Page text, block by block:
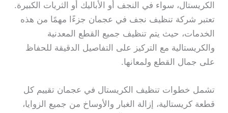
الكريستال، سواء في النجف أو الأباليك أو الثريات الكبيرة.
تعتبر شركة تنظيف نجف في عجمان جزءًا مهمًا من هذه
الخدمات، حيث يتم تنظيف جميع القطع المعدنية
والكريستالية مع التركيز على التفاصيل الدقيقة للحفاظ
على جمال القطع ولمعانها.
تشمل خطوات تنظيف الكريستال في عجمان تقييم كل
قطعة كريستالية، إزالة الغبار والأوساخ من جميع الزوايا،